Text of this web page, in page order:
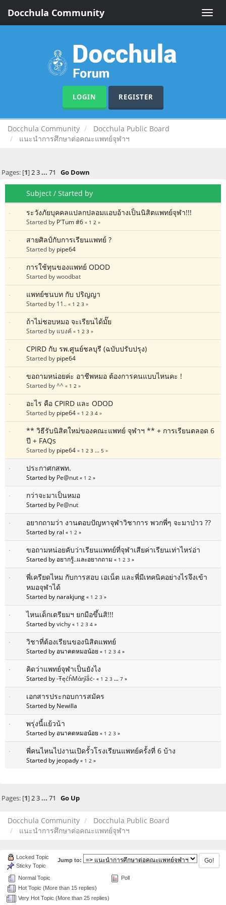
Toggle
Docchula Community
LOGIN REGISTER
Docchula Community
Docchula Public Board
แนะนำการศึกษาต่อคณะแพทย์จุฬาฯ
Pages: [1]2 3 ... 71 Go Down
Subject / Started by
ระวังภัยบุคคลแปลกปลอมแอบอ้างเป็นนิสิตแพทย์จุฬา!!!
Started by P'Tum #6 « 1 2 »
สายศิลป์กับการเรียนแพทย์ ?
Started by pipe64
การใช้ทุนของแพทย์ ODOD
Started by woodbat
แพทย์ชนบท กับ ปริญญา
Started by 11.. « 1 2 3 »
ถ้าไม่ชอบหมอ จะเรียนได้มั๊ย
Started by แบงค์ « 1 2 3 »
CPIRD กับ รพ.ศูนย์ชลบุรี (ฉบับปรับปรุง)
Started by pipe64
ขอถามหน่อยค่ะ อาชีพหมอ ต้องการคนแบบไหนคะ !
Started by ^^ « 1 2 »
อะไร คือ CPIRD และ ODOD
Started by pipe64 « 1 2 3 4 »
** วิธีรับนิสิตใหม่ของคณะแพทย์ จุฬาฯ ** + การเรียนตลอด 6
ปี + FAQs
Started by pipe64 « 1 2 3 ... 5 »
ประกาศกสพท.
Started by Pe@nut « 1 2 »
กว่าจะมาเป็นหมอ
Started by Pe@nut
อยากถามว่า งานตอบปัญหาจุฬาวิชาการ พวกพี่ๆ จะมาป่าว ??
Started by ral « 1 2 »
ขอถามหน่อยคับว่าเรียนแพทย์ที่จุฬาเสียค่าเรียนเท่าไหร่อ่า
Started by อยากรู้..และอยากถาม « 1 2 3 »
พี่เครียดไหม กับการสอบ เอเน็ต และพี่มีเทคนิคอย่างไรจึงเข้า
หมอจุฬาได้
Started by narakjung « 1 2 3 »
ไหนเด็กเตรียมฯ ยกมือขึ้นสิ!!!
Started byvichy « 1 2 3 4 »
วิชาที่ต้องเรียนของนิสิตแพทย์
Started by อนาคตหมอน้อย « 1 2 3 4 »
คิดว่าแพทย์จุฬาเป็นยังไง
Started by-ŦęćĥМάŋĩǻċ- « 1 2 3 ... 7 »
เอกสารประกอบการสมัคร
Started by Newilla
พรุ่งนี้แย้วน้า
Started by อนาคตหมอน้อย « 1 2 3 »
พี่คนไหนไปงานเปิดรั้วโรงเรียนแพทย์ครั้งที่ 6 บ้าง
Started by jeopady « 1 2 »
Pages: [1]2 3 ... 71 Go Up
Docchula Community
Docchula Public Board
แนะนำการศึกษาต่อคณะแพทย์จุฬาฯ
Jump to:
Normal Topic
Hot Topic (More than 15 replies)
Very Hot Topic (More than 25 replies)
Locked Topic
Sticky Topic
Poll